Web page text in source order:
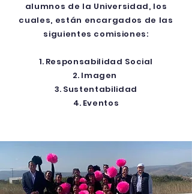
alumnos de la Universidad, los
cuales, están encargados de las
siguientes comisiones:
Responsabilidad Social
Imagen
Sustentabilidad
Eventos